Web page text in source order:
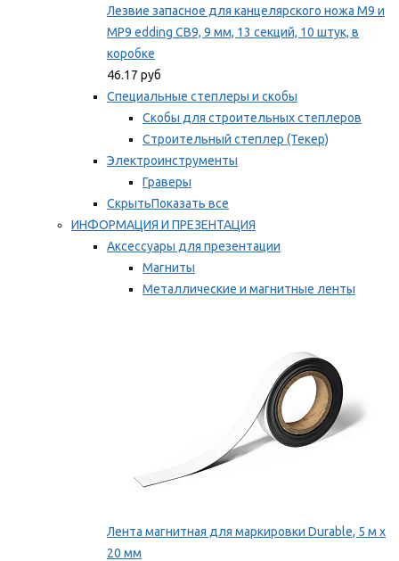
Лезвие запасное для канцелярского ножа M9 и
MP9 edding CB9, 9 мм, 13 секций, 10 штук, в
коробке
46.17 руб
Специальные степлеры и скобы
Скобы для строительных степлеров
Строительный степлер (Текер)
Электроинструменты
Граверы
СкрытьПоказать все
ИНФОРМАЦИЯ И ПРЕЗЕНТАЦИЯ
Аксессуары для презентации
Магниты
Металлические и магнитные ленты
Лента магнитная для маркировки Durable, 5 м х
20 мм